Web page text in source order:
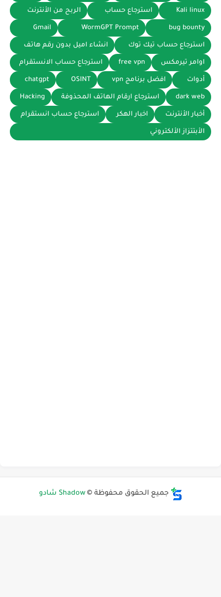
Kali linux استرجاع حساب الربح من الأنترنت
bug bounty
WormGPT Prompt
Gmail
استرجاع حساب تيك توك انشاء اميل بدون رقم هاتف
اوامر تيرمكس free vpn استرجاع حساب الانستقرام
أدوات افضل برنامج vpn OSINT
chatgpt
dark web استرجاع ارقام الهاتف المحذوفة Hacking
أخبار الأنترنت اخبار الهكر استرجاع حساب انستقرام
الأبتتزاز الألكتروني
جميع الحقوق محفوظة © Shadow شادو